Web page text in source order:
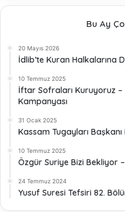
Bu Ay
20 Mayıs 2026
İdlib’te Kuran Halkalarına
10 Temmuz 2025
İftar Sofraları Kuruyoruz –
Kampanyası
31 Ocak 2025
Kassam Tugayları
10 Temmuz 2025
Özgür Suriye Bizi Bekliyor
24 Temmuz 2024
Yusuf Suresi Tefsiri 82.